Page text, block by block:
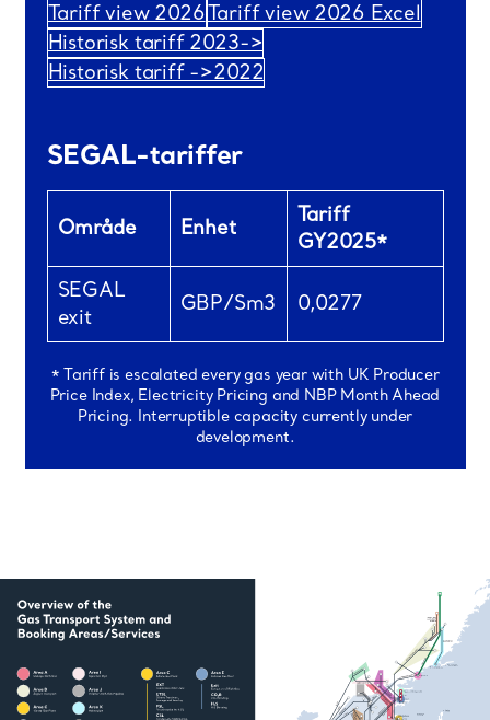
Tariff view 2026Tariff view 2026 Excel
Historisk tariff 2023->
Historisk tariff ->2022
SEGAL-tariffer
Område Enhet
Tariff
GY2025*
SEGAL
exit
GBP/Sm3 0,0277
* Tariff is escalated every gas year with UK Producer
Price Index, Electricity Pricing and NBP Month Ahead
Pricing. Interruptible capacity currently under
development.